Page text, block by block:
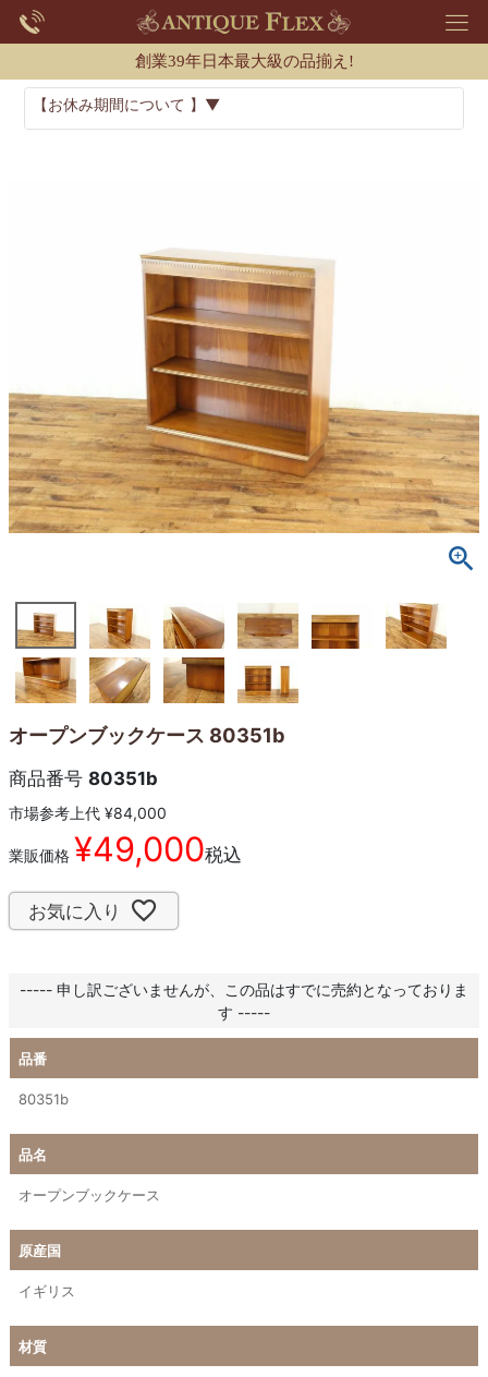
創業39年日本最大級の品揃え!
【お休み期間について 】▼
オープンブックケース 80351b
商品番号 80351b
市場参考上代 ¥84,000
業販価格 ¥49,000税込
お気に入り
----- 申し訳ございませんが、この品はすでに売約となっておりま
す -----
品番
80351b
品名
オープンブックケース
原産国
イギリス
材質